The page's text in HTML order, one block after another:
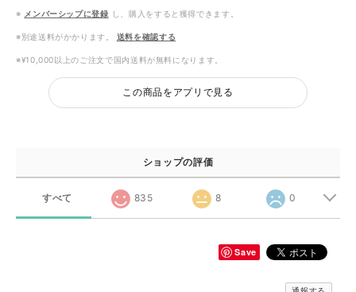
※ メンバーシップに登録 し、購入をすると獲得できます。
※別途送料がかかります。 送料を確認する
※¥10,000以上のご注文で国内送料が無料になります。
この商品をアプリで見る
ショップの評価
すべて 835 8 0
Save